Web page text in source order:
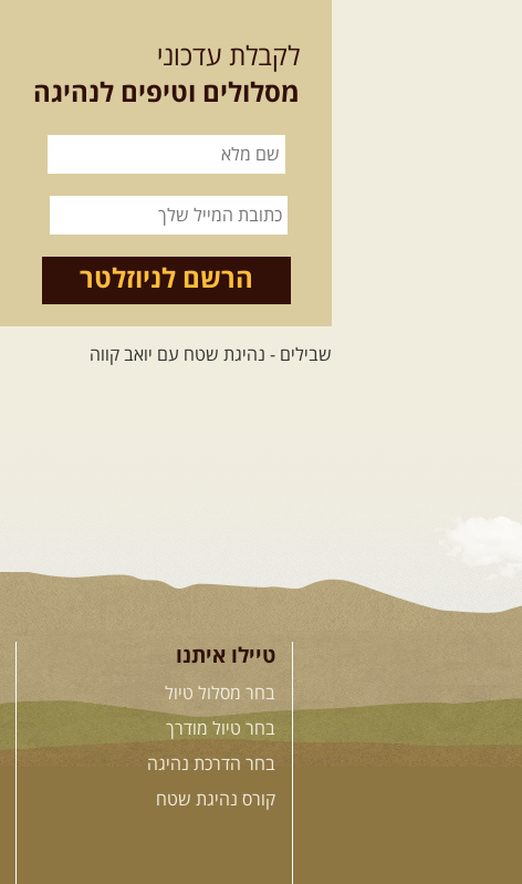
לקבלת עדכוני
מסלולים וטיפים לנהיגה
הרשם לניוזלטר
טיילו איתנו
בחר מסלול טיול
בחר טיול מודרך
בחר הדרכת נהיגה
קורס נהיגת שטח